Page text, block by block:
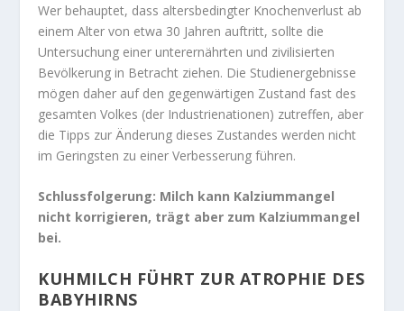
Wer behauptet, dass altersbedingter Knochenverlust ab
einem Alter von etwa 30 Jahren auftritt, sollte die
Untersuchung einer unterernährten und zivilisierten
Bevölkerung in Betracht ziehen. Die Studienergebnisse
mögen daher auf den gegenwärtigen Zustand fast des
gesamten Volkes (der Industrienationen) zutreffen, aber
die Tipps zur Änderung dieses Zustandes werden nicht
im Geringsten zu einer Verbesserung führen.
Schlussfolgerung: Milch kann Kalziummangel
nicht korrigieren, trägt aber zum Kalziummangel
bei.
KUHMILCH FÜHRT ZUR ATROPHIE DES
BABYHIRNS